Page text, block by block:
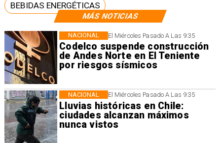
MÁS NOTICIAS
El Miércoles Pasado A Las 9:35
Codelco suspende construcción
de Andes Norte en El Teniente
por riesgos sísmicos
NACIONAL
El Miércoles Pasado A Las 9:35
Lluvias históricas en Chile:
ciudades alcanzan máximos
nunca vistos
NACIONAL
BEBIDAS ENERGÉTICAS